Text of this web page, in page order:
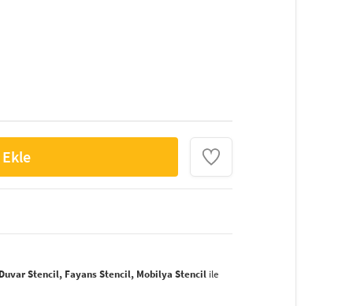
Stencil, Fayans Stencil, Mobilya Stencil ile